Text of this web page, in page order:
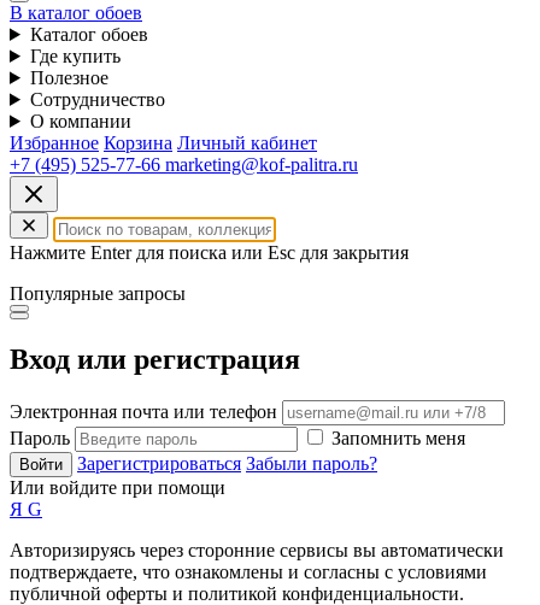
В каталог обоев
Каталог обоев
Где купить
Полезное
Сотрудничество
О компании
Избранное Корзина Личный кабинет
+7 (495) 525-77-66 marketing@kof-palitra.ru
Нажмите Enter для поиска или Esc для закрытия
Популярные запросы
Вход или регистрация
Электронная почта или телефон
Пароль
Запомнить меня
Войти Зарегистрироваться Забыли пароль?
Или войдите при помощи
Я G
Авторизируясь через сторонние сервисы вы автоматически
подтверждаете, что ознакомлены и согласны с условиями
публичной оферты и политикой конфиденциальности.